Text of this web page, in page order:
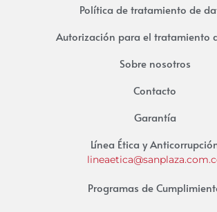
Política de tratamiento de
Autorización para el tratamiento
Sobre nosotros
Contacto
Garantía
Línea Ética y
Programas de